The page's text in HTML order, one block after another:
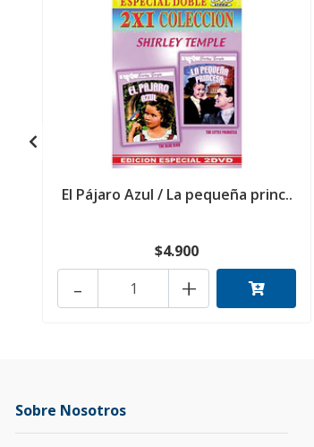
El Pájaro Azul / La pequeña princ..
$4.900
+
-
Sobre Nosotros